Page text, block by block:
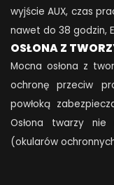
tworzywa
wyjście AUX, czas
nawet do 38 godzin,
OSŁONA Z
Mocna osłona z
ochronę przeciw
powłoką
Osłona twarzy nie
(okularów